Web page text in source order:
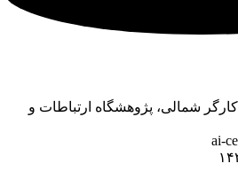
کارگر شمالی، پژوهشگاه ارتباطات و